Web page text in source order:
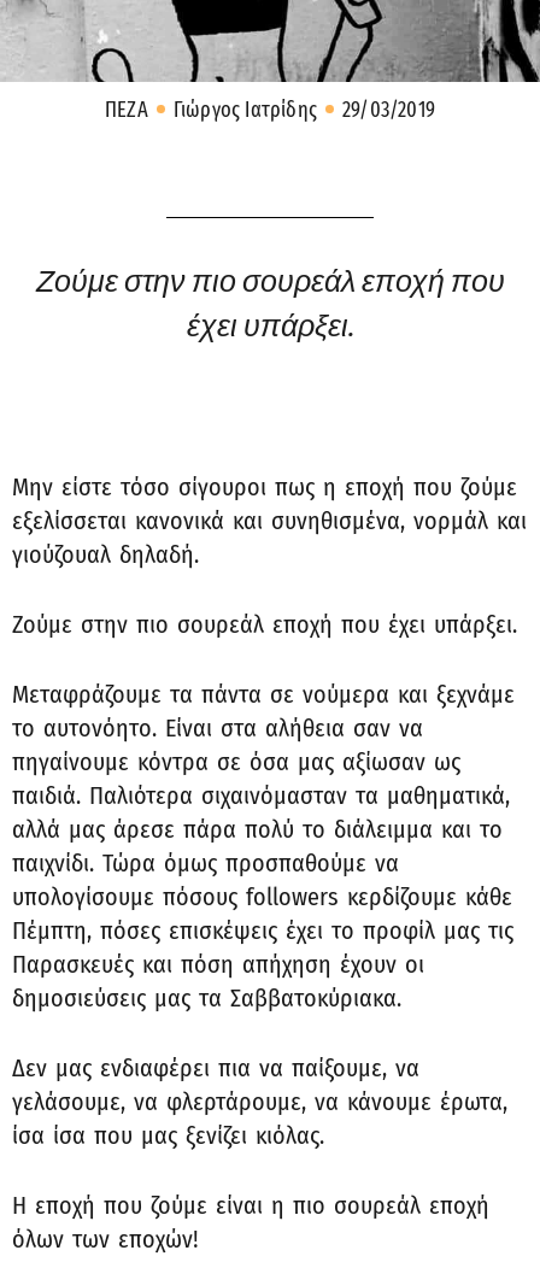
ΠΕΖΑ Γιώργος Ιατρίδης 29/03/2019
Ζούμε στην πιο σουρεάλ εποχή που
έχει υπάρξει.
Μην είστε τόσο σίγουροι πως η εποχή που ζούμε
εξελίσσεται κανονικά και συνηθισμένα, νορμάλ και
γιούζουαλ δηλαδή.
Ζούμε στην πιο σουρεάλ εποχή που έχει υπάρξει.
Μεταφράζουμε τα πάντα σε νούμερα και ξεχνάμε
το αυτονόητο. Είναι στα αλήθεια σαν να
πηγαίνουμε κόντρα σε όσα μας αξίωσαν ως
παιδιά. Παλιότερα σιχαινόμασταν τα μαθηματικά,
αλλά μας άρεσε πάρα πολύ το διάλειμμα και το
παιχνίδι. Τώρα όμως προσπαθούμε να
υπολογίσουμε πόσους followers κερδίζουμε κάθε
Πέμπτη, πόσες επισκέψεις έχει το προφίλ μας τις
Παρασκευές και πόση απήχηση έχουν οι
δημοσιεύσεις μας τα Σαββατοκύριακα.
Δεν μας ενδιαφέρει πια να παίξουμε, να
γελάσουμε, να φλερτάρουμε, να κάνουμε έρωτα,
ίσα ίσα που μας ξενίζει κιόλας.
Η εποχή που ζούμε είναι η πιο σουρεάλ εποχή
όλων των εποχών!